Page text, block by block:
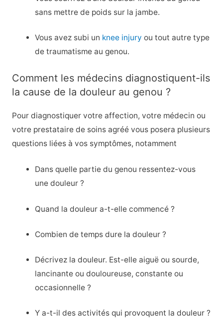
sans mettre de poids sur la jambe.
Vous avez subi un knee injury ou tout autre type
de traumatisme au genou.
Comment les médecins diagnostiquent-ils
la cause de la douleur au genou ?
Pour diagnostiquer votre affection, votre médecin ou
votre prestataire de soins agréé vous posera plusieurs
questions liées à vos symptômes, notamment
Dans quelle partie du genou ressentez-vous
une douleur ?
Quand la douleur a-t-elle commencé ?
Combien de temps dure la douleur ?
Décrivez la douleur. Est-elle aiguë ou sourde,
lancinante ou douloureuse, constante ou
occasionnelle ?
Y a-t-il des activités qui provoquent la douleur ?